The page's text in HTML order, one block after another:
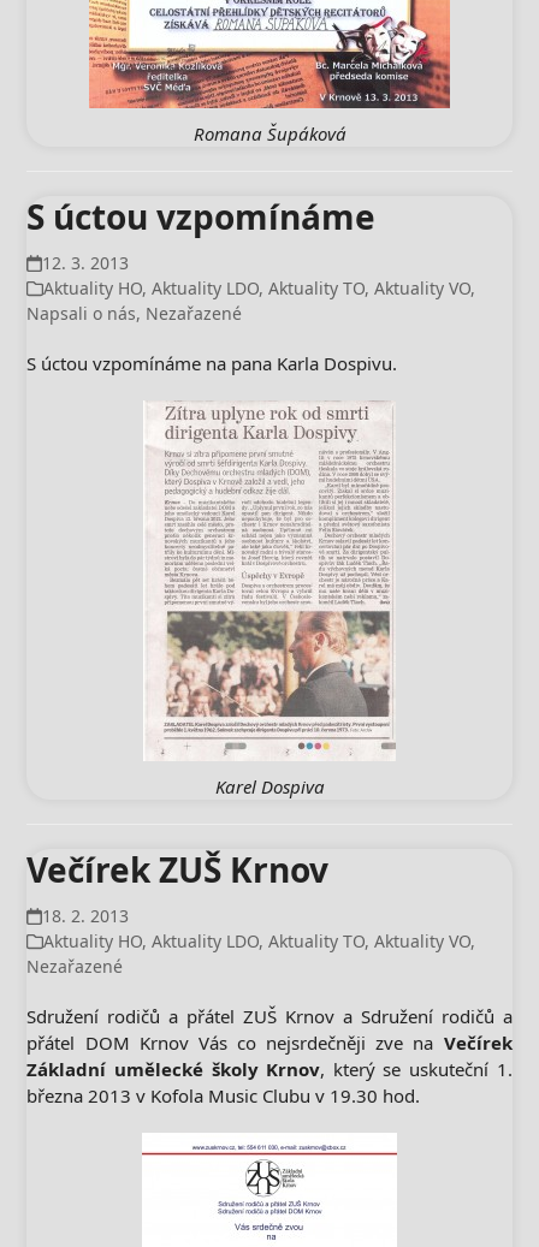
Romana Šupáková
S úctou vzpomínáme
12. 3. 2013
Aktuality HO,Aktuality LDO,Aktuality TO,Aktuality VO,
Napsali o nás, Nezařazené
S úctou vzpomínáme na pana Karla Dospivu.
Karel Dospiva
Večírek ZUŠ Krnov
18. 2. 2013
Aktuality HO,Aktuality LDO,Aktuality TO,Aktuality VO,
Nezařazené
Sdružení rodičů a přátel ZUŠ Krnov a Sdružení rodičů a
přátel DOM Krnov Vás co nejsrdečněji zve na Večírek
Základní umělecké školy Krnov, který se uskuteční 1.
března 2013 v Kofola Music Clubu v 19.30 hod.